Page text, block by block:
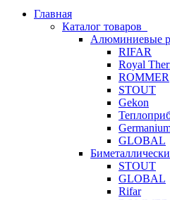
Главная
Каталог товаров
Алюминиевые
RIFAR
Royal
ROMMER
STOUT
Gekon
GLOBAL
STOUT
GLOBAL
Rifar